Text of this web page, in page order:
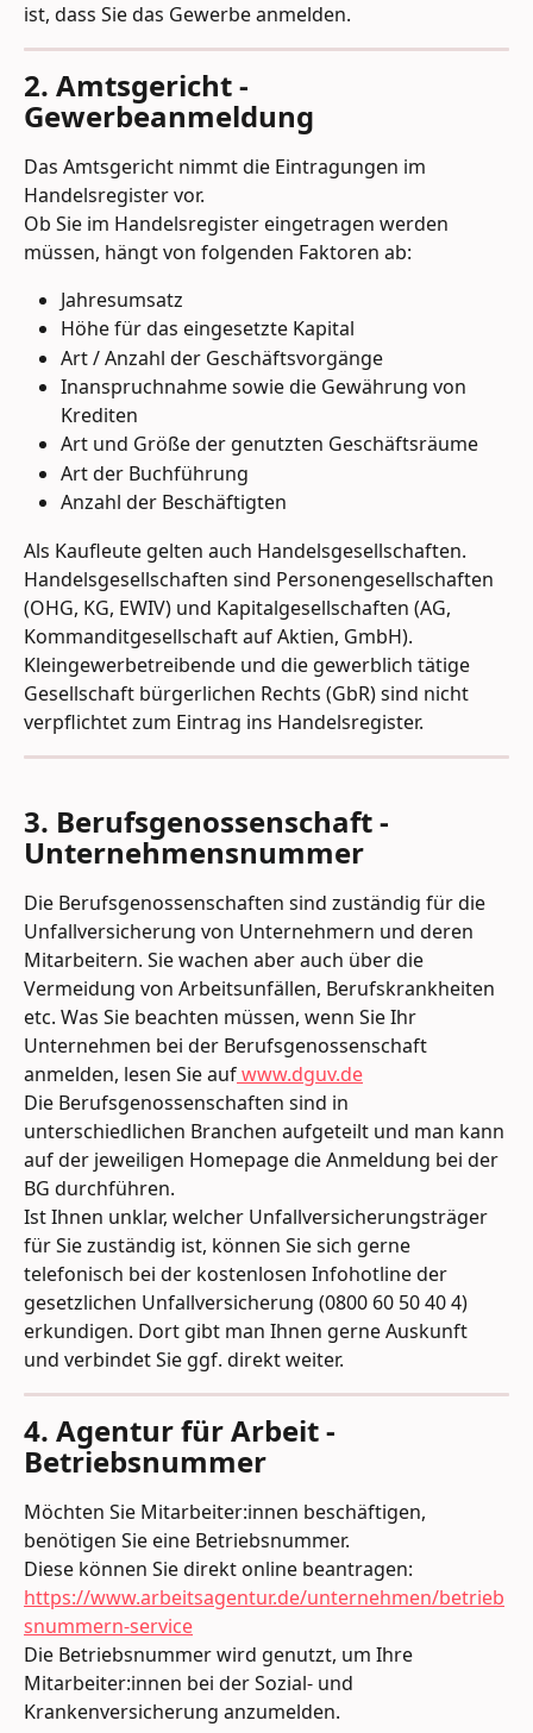
ist, dass Sie das Gewerbe anmelden.
2. Amtsgericht -
Gewerbeanmeldung
Das Amtsgericht nimmt die Eintragungen im
Handelsregister vor.
Ob Sie im Handelsregister eingetragen werden
müssen, hängt von folgenden Faktoren ab:
Jahresumsatz
Höhe für das eingesetzte Kapital
Art / Anzahl der Geschäftsvorgänge
Inanspruchnahme sowie die Gewährung von
Krediten
Art und Größe der genutzten Geschäftsräume
Art der Buchführung
Anzahl der Beschäftigten
Als Kaufleute gelten auch Handelsgesellschaften.
Handelsgesellschaften sind Personengesellschaften
(OHG, KG, EWIV) und Kapitalgesellschaften (AG,
Kommanditgesellschaft auf Aktien, GmbH).
Kleingewerbetreibende und die gewerblich tätige
Gesellschaft bürgerlichen Rechts (GbR) sind nicht
verpflichtet zum Eintrag ins Handelsregister.
3. Berufsgenossenschaft -
Unternehmensnummer
Die Berufsgenossenschaften sind zuständig für die
Unfallversicherung von Unternehmern und deren
Mitarbeitern. Sie wachen aber auch über die
Vermeidung von Arbeitsunfällen, Berufskrankheiten
etc. Was Sie beachten müssen, wenn Sie Ihr
Unternehmen bei der Berufsgenossenschaft
anmelden, lesen Sie auf www.dguv.de
Die Berufsgenossenschaften sind in
unterschiedlichen Branchen aufgeteilt und man kann
auf der jeweiligen Homepage die Anmeldung bei der
BG durchführen.
Ist Ihnen unklar, welcher Unfallversicherungsträger
für Sie zuständig ist, können Sie sich gerne
telefonisch bei der kostenlosen Infohotline der
gesetzlichen Unfallversicherung (0800 60 50 40 4)
erkundigen. Dort gibt man Ihnen gerne Auskunft
und verbindet Sie ggf. direkt weiter.
4. Agentur für Arbeit -
Betriebsnummer
Möchten Sie Mitarbeiter:innen beschäftigen,
benötigen Sie eine Betriebsnummer.
Diese können Sie direkt online beantragen:
https://www.arbeitsagentur.de/unternehmen/betrieb
snummern-service
Die Betriebsnummer wird genutzt, um Ihre
Mitarbeiter:innen bei der Sozial- und
Krankenversicherung anzumelden.